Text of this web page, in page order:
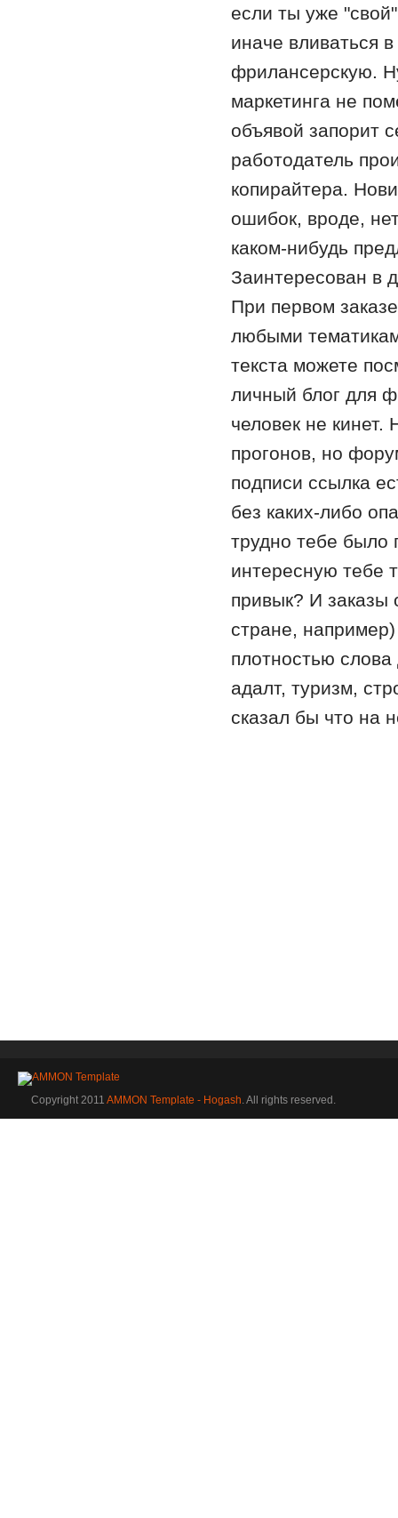
если ты уже
иначе вливаться
фрилансерскую.
маркетинга не
объявой запорит
работодатель
копирайтера.
ошибок, вроде,
каком-нибудь
Заинтересован в
При первом
любыми
текста можете
личный блог для
человек не кинет.
прогонов, но
подписи ссылка
без каких-либо
трудно тебе было
интересную тебе
привык? И заказы
стране,
плотностью
адалт, туризм,
сказал бы что на
Copyright 2011 AMMON Template - Hogash. All rights reserved.